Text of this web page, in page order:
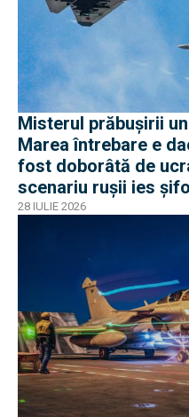
Misterul prăbușirii
Marea întrebare e
fost doborâtă de
scenariu rușii ies
28 IULIE 2026